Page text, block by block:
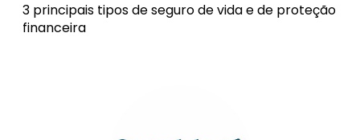
3 principais tipos de seguro de vida e de proteção
financeira